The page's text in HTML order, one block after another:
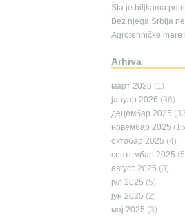
Šta je biljkama
Bez njega Srbija
Agrotehničke
Arhiva
март 2026 (1)
јануар 2026 (36)
децембар 2025
новембар 2025
октобар 2025 (4)
септембар 2025
август 2025 (3)
јул 2025 (5)
јун 2025 (2)
мај 2025 (3)